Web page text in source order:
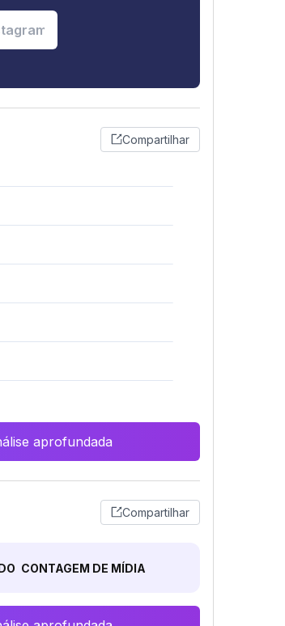
Compartilhar
aprofundada
Compartilhar
CONTAGEM DE MÍDIA